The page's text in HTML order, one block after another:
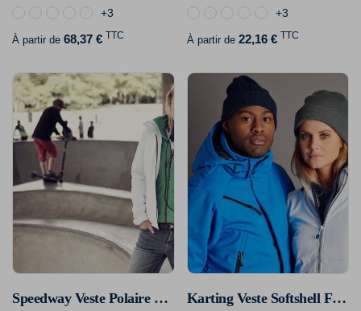
+3
À partir de 68,37 € TTC
+3
À partir de 22,16 € TTC
Speedway Veste Polaire Femmes Karting Veste Softshell Femmes